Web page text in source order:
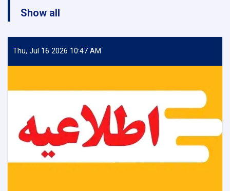
زراعت
سرپل
Show all
Thu, Jul 16 2026 10:47 AM